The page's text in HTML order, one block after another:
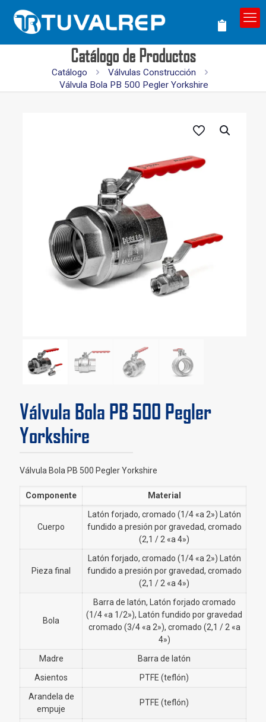
Catálogo de Productos
Catálogo
Válvulas Construcción
Válvula Bola PB 500 Pegler Yorkshire
Válvula Bola PB 500 Pegler
Yorkshire
Válvula Bola PB 500 Pegler Yorkshire
Componente Material
Cuerpo
Latón forjado, cromado (1/4 «a 2») Latón
fundido a presión por gravedad, cromado
(2,1 / 2 «a 4»)
Pieza final
Latón forjado, cromado (1/4 «a 2») Latón
fundido a presión por gravedad, cromado
(2,1 / 2 «a 4»)
Bola
Barra de latón, Latón forjado cromado
(1/4 «a 1/2»), Latón fundido por gravedad
cromado (3/4 «a 2»), cromado (2,1 / 2 «a
4»)
Madre
Barra de latón
Asientos
PTFE (teflón)
Arandela de
empuje
PTFE (teflón)